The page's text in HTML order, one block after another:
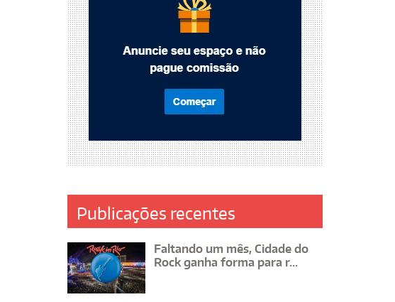
Publicações recentes
Faltando um mês, Cidade do
Rock ganha forma para r...